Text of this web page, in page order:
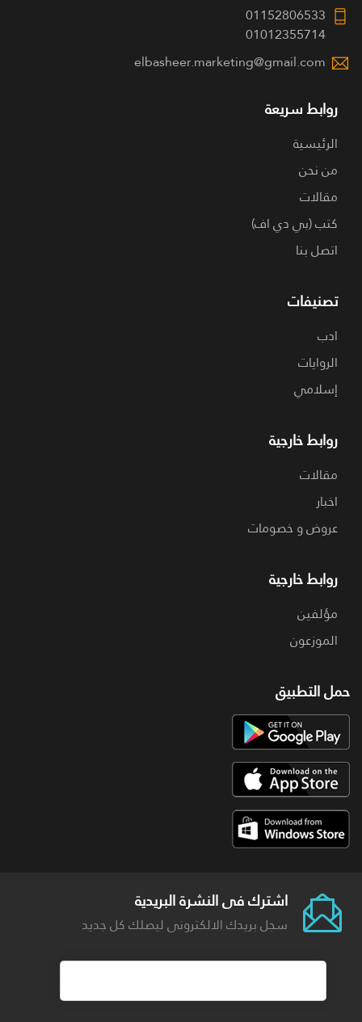
01152806533
01012355714
elbasheer.marketing@gmail.com
روابط سريعة
الرئيسية
من نحن
مقالات
كتب (بي دي اف)
اتصل بنا
تصنيفات
ادب
الروايات
إسلامي
روابط خارجية
مقالات
اخبار
عروض و خصومات
روابط خارجية
مؤلفين
الموزعون
حمل التطبيق
اشترك فى النشرة البريدية
سجل بريدك الالكترونى ليصلك كل جديد